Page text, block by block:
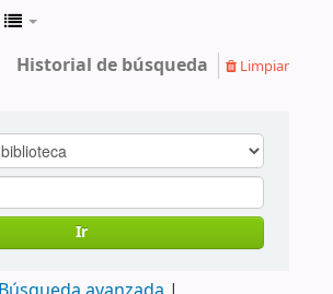
Historial de búsqueda Limpiar
Ir